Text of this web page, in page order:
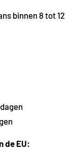
binnen 8 tot 12
de EU: